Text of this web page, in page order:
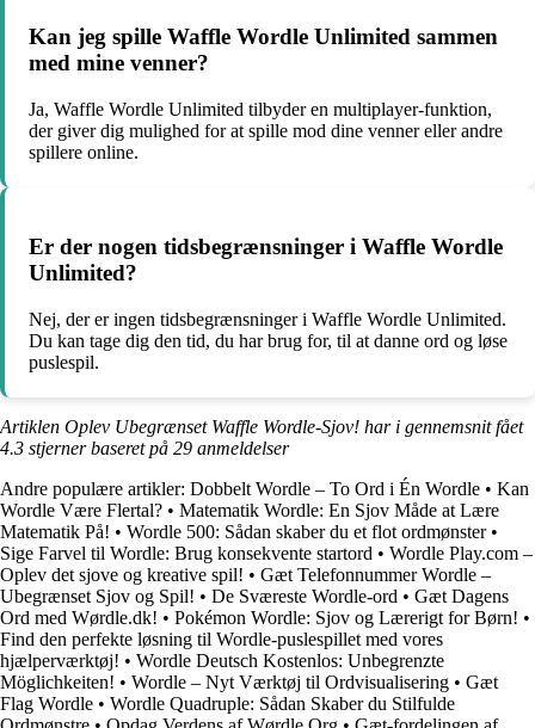
Kan jeg spille Waffle Wordle Unlimited sammen
med mine venner?
Ja, Waffle Wordle Unlimited tilbyder en multiplayer-funktion,
der giver dig mulighed for at spille mod dine venner eller andre
spillere online.
Er der nogen tidsbegrænsninger i Waffle Wordle
Unlimited?
Nej, der er ingen tidsbegrænsninger i Waffle Wordle Unlimited.
Du kan tage dig den tid, du har brug for, til at danne ord og løse
puslespil.
Artiklen Oplev Ubegrænset Waffle Wordle-Sjov! har i gennemsnit fået
4.3 stjerner baseret på 29 anmeldelser
Andre populære artikler: Dobbelt Wordle – To Ord i Én Wordle • Kan
Wordle Være Flertal? • Matematik Wordle: En Sjov Måde at Lære
Matematik På! • Wordle 500: Sådan skaber du et flot ordmønster•
Sige Farvel til Wordle: Brug konsekvente startord • Wordle Play.com –
Oplev det sjove og kreative spil! • Gæt Telefonnummer Wordle –
Ubegrænset Sjov og Spil! • De Sværeste Wordle-ord • Gæt Dagens
Ord med Wørdle.dk! • Pokémon Wordle: Sjov og Lærerigt for Børn! •
Find den perfekte løsning til Wordle-puslespillet med vores
hjælperværktøj! • Wordle Deutsch Kostenlos: Unbegrenzte
Möglichkeiten! • Wordle – Nyt Værktøj til Ordvisualisering • Gæt
Flag Wordle • Wordle Quadruple: Sådan Skaber du Stilfulde